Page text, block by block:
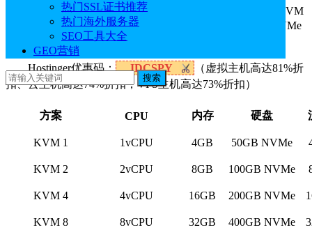
热门SSL证书推荐
热门海外服务器
SEO工具大全
GEO营销
搜索
HostingerVPS主机提供KVM 1、KVM 2、KVM 4和KVM
8四种方案，提供1-8CPU、4GB-32GB内存、50GB-400NVMe
硬盘、4TB-32TB流量，价格低至$5.84/月起。
Hostinger优惠码： IDCSPY
（虚拟主机高达81%折
扣、云主机高达74%折扣，VPS主机高达73%折扣）
方案 CPU 内存 硬盘
KVM 1 1vCPU 4GB 50GB NVMe
KVM 2 2vCPU 8GB 100GB NVMe
KVM 4 4vCPU 16GB 200GB NVMe
KVM 8 8vCPU 32GB 400GB NVMe